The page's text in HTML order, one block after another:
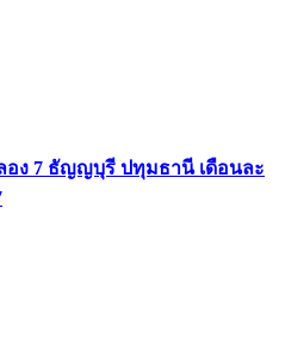
อง 7 ธัญญบุรี ปทุมธานี เดือนละ